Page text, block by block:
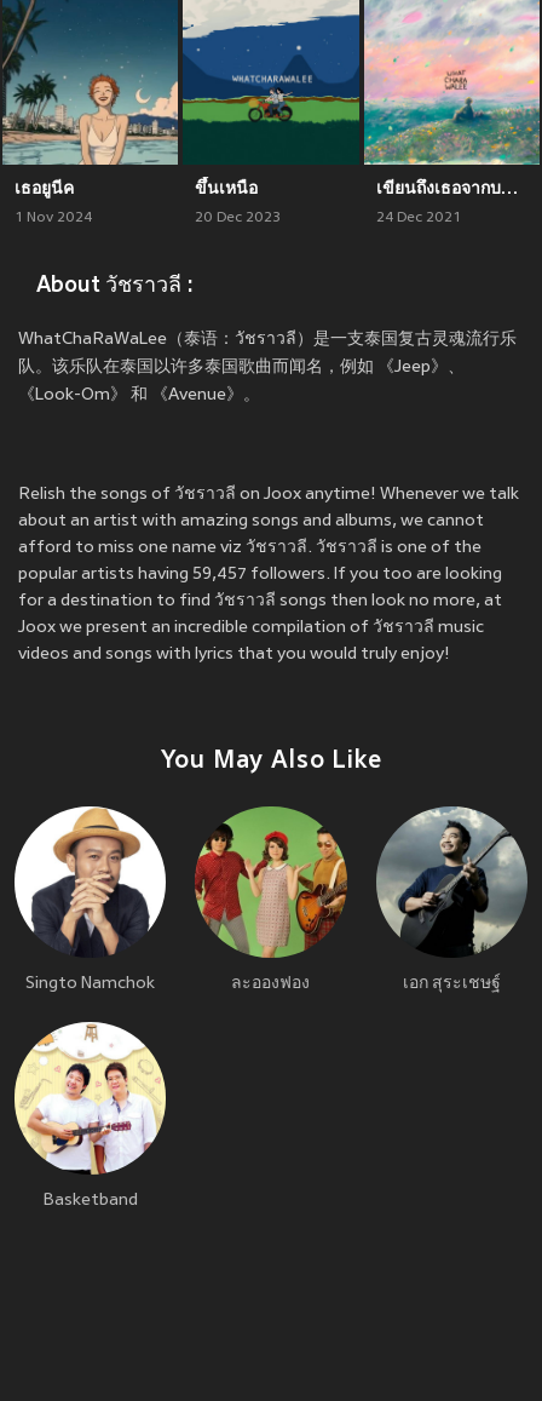
เธอยูนีค
1 Nov 2024
ขึ้นเหนือ
20 Dec 2023
เขียนถึงเธอจากบนฝั่ง เธออ่านมันในทะเล
24 Dec 2021
About วัชราวลี :
WhatChaRaWaLee（泰语：วัชราวลี）是一支泰国复古灵魂流行乐
队。该乐队在泰国以许多泰国歌曲而闻名，例如 《Jeep》、
《Look-Om》 和 《Avenue》。
Relish the songs of วัชราวลี on Joox anytime! Whenever we talk
about an artist with amazing songs and albums, we cannot
afford to miss one name viz วัชราวลี. วัชราวลี is one of the
popular artists having 59,457 followers. If you too are looking
for a destination to find วัชราวลี songs then look no more, at
Joox we present an incredible compilation of วัชราวลี music
videos and songs with lyrics that you would truly enjoy!
You May Also Like
Singto Namchok ละอองฟอง เอก สุระเชษฐ์
Basketband